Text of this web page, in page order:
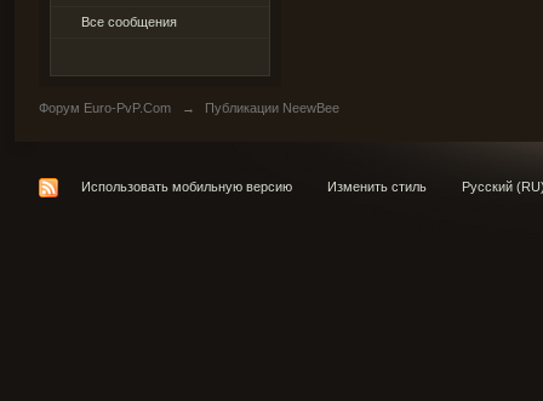
Все сообщения
Форум Euro-PvP.Com → Публикации NeewBee
Использовать мобильную версию Изменить стиль Русский